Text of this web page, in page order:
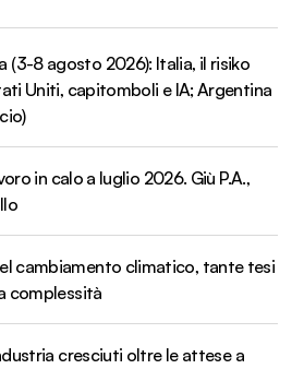
(3-8 agosto 2026): Italia, il risiko
Uniti, capitomboli e IA; Argentina
in calo a luglio 2026. Giù P.A.,
cambiamento climatico, tante tesi
complessità
cresciuti oltre le attese a